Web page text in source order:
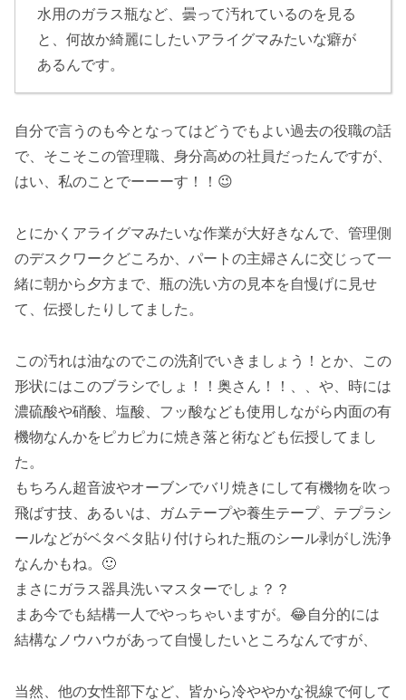
水用のガラス瓶など、曇って汚れているのを見る
と、何故か綺麗にしたいアライグマみたいな癖が
あるんです。
自分で言うのも今となってはどうでもよい過去の役職の話
で、そこそこの管理職、身分高めの社員だったんですが、
はい、私のことでーーーす！！😉
とにかくアライグマみたいな作業が大好きなんで、管理側
のデスクワークどころか、パートの主婦さんに交じって一
緒に朝から夕方まで、瓶の洗い方の見本を自慢げに見せ
て、伝授したりしてました。
この汚れは油なのでこの洗剤でいきましょう！とか、この
形状にはこのブラシでしょ！！奥さん！！、、や、時には
濃硫酸や硝酸、塩酸、フッ酸なども使用しながら内面の有
機物なんかをピカピカに焼き落と術なども伝授してまし
た。
もちろん超音波やオーブンでバリ焼きにして有機物を吹っ
飛ばす技、あるいは、ガムテープや養生テープ、テプラシ
ールなどがベタベタ貼り付けられた瓶のシール剥がし洗浄
なんかもね。🙂
まさにガラス器具洗いマスターでしょ？？
まあ今でも結構一人でやっちゃいますが。😂自分的には
結構なノウハウがあって自慢したいところなんですが、
当然、他の女性部下など、皆から冷ややかな視線で何して